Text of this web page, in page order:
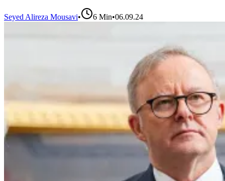
Seyed Alireza Mousavi• 6 Min•06.09.24